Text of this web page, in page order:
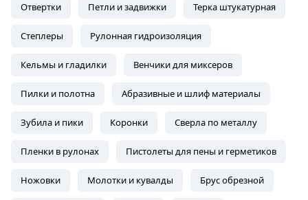
Отвертки Петли и задвижки Терка штукатурная
Степлеры Рулонная гидроизоляция
Кельмы и гладилки Венчики для миксеров
Пилки и полотна Абразивные и шлиф материалы
Зубила и пики Коронки Сверла по металлу
Пленки в рулонах Пистолеты для пены и герметиков
Ножовки Молотки и кувалды Брус обрезной